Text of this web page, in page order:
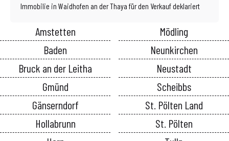
Immobilie in Waidhofen an der Thaya für den Verkauf deklariert
Amstetten
Baden
Bruck an der Leitha
Gmünd
Gänserndorf
Hollabrunn
Mödling
Neunkirchen
Neustadt
Scheibbs
St. Pölten Land
St. Pölten